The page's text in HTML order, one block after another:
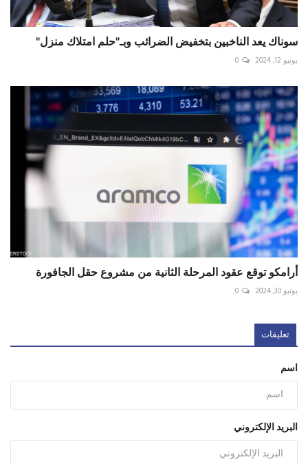
سوناك يعد الناخبين بتخفيض الضرائب وبـ"حلم امتلاك منزل"
يونيو 12, 2024 0
أرامكو توقع عقود المرحلة الثانية من مشروع حقل الجافورة
يونيو 30, 2024 0
تعليقات
اسم
البريد الإلكتروني